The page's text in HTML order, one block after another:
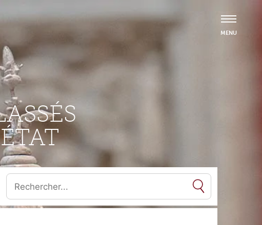
Quand les résultats de l'auto-complétion sont disponibles, utilisez les